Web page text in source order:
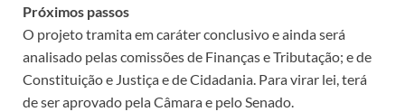
Próximos passos
O projeto tramita emcaráter conclusivoe ainda será
analisado pelas comissões de Finanças e Tributação; e de
Constituição e Justiça e de Cidadania. Para virar lei, terá
de ser aprovado pela Câmara e pelo Senado.